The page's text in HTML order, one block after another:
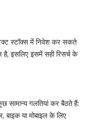
स्टॉक्स में निवेश कर सकते
इसलिए इसमें सही रिसर्च के
सामान्य गलतियां कर बैठते हैं:
या मोबाइल के लिए